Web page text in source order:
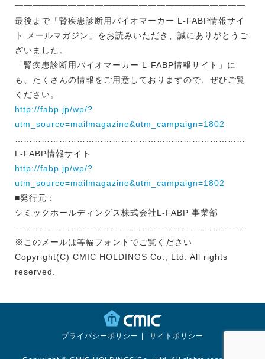
━━━━━━━━━━━━━━━━━━━━━━━━━━
最後まで「腎疾患診断用バイオマーカー L-FABP情報サイ
ト メールマガジン」をお読みいただき、誠にありがとうご
ざいました。
「腎疾患診断用バイオマーカー L-FABP情報サイト」に
も、たくさんの情報をご用意しておりますので、ぜひご覧
ください。
http://fabp.jp/wp/?
utm_source=mailmagazine&utm_campaign=1802
L-FABP情報サイト
http://fabp.jp/wp/?
utm_source=mailmagazine&utm_campaign=1802
■発行元：
シミックホールディングス株式会社L-FABP 事業部
※このメールは等幅フォントでご覧ください
Copyright(C) CMIC HOLDINGS Co., Ltd. All rights
reserved.
プライバシーポリシー サイトポリシー